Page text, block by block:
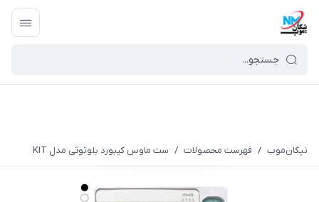
نیکان‌موب / فهرست محصولات / ست ماوس کیبورد بلوتوثی مدل KIT